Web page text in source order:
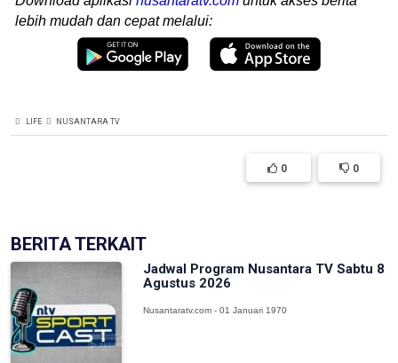
lebih mudah dan cepat melalui:
LIFE NUSANTARA TV
0 0
BERITA TERKAIT
Jadwal Program Nusantara TV Sabtu 8
Agustus 2026
Nusantaratv.com - 01 Januari 1970